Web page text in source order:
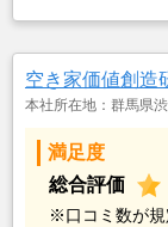
空き家価値創造
本社所在地：群馬県
満足度
総合評価
※口コミ数が規